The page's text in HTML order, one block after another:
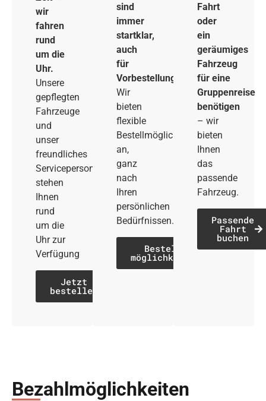
wir
fahren
rund
um die
Uhr.
Unsere
gepflegten
Fahrzeuge
und
unser
freundliches
Servicepersonal
stehen
Ihnen
rund
um die
Uhr zur
Verfügung
Jetzt
bestellen
sind
immer
startklar,
auch
für
Vorbestellungen.
Wir
bieten
flexible
Bestellmöglichkeiten
an,
ganz
nach
Ihren
persönlichen
Bedürfnissen.
Bestell­
möglichkeiten
Fahrt
oder
ein
geräumiges
Fahrzeug
für eine
Gruppenreise
benötigen
– wir
bieten
Ihnen
das
passende
Fahrzeug.
Passende
Fahrt
buchen
Bezahl­möglich­keiten